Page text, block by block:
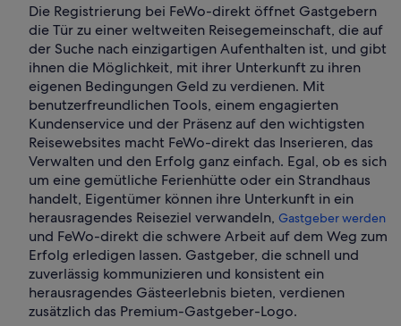
Die Registrierung bei FeWo-direkt öffnet Gastgebern
die Tür zu einer weltweiten Reisegemeinschaft, die auf
der Suche nach einzigartigen Aufenthalten ist, und gibt
ihnen die Möglichkeit, mit ihrer Unterkunft zu ihren
eigenen Bedingungen Geld zu verdienen. Mit
benutzerfreundlichen Tools, einem engagierten
Kundenservice und der Präsenz auf den wichtigsten
Reisewebsites macht FeWo-direkt das Inserieren, das
Verwalten und den Erfolg ganz einfach. Egal, ob es sich
um eine gemütliche Ferienhütte oder ein Strandhaus
handelt, Eigentümer können ihre Unterkunft in ein
herausragendes Reiseziel verwandeln, Gastgeber werden
und FeWo-direkt die schwere Arbeit auf dem Weg zum
Erfolg erledigen lassen. Gastgeber, die schnell und
zuverlässig kommunizieren und konsistent ein
herausragendes Gästeerlebnis bieten, verdienen
zusätzlich das Premium-Gastgeber-Logo.